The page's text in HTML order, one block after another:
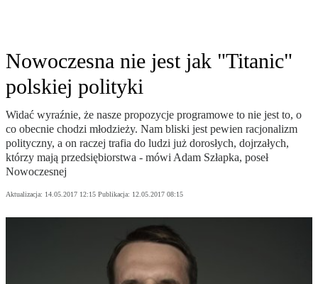
Nowoczesna nie jest jak "Titanic"
polskiej polityki
Widać wyraźnie, że nasze propozycje programowe to nie jest to, o
co obecnie chodzi młodzieży. Nam bliski jest pewien racjonalizm
polityczny, a on raczej trafia do ludzi już dorosłych, dojrzałych,
którzy mają przedsiębiorstwa - mówi Adam Szłapka, poseł
Nowoczesnej
Aktualizacja: 14.05.2017 12:15 Publikacja: 12.05.2017 08:15